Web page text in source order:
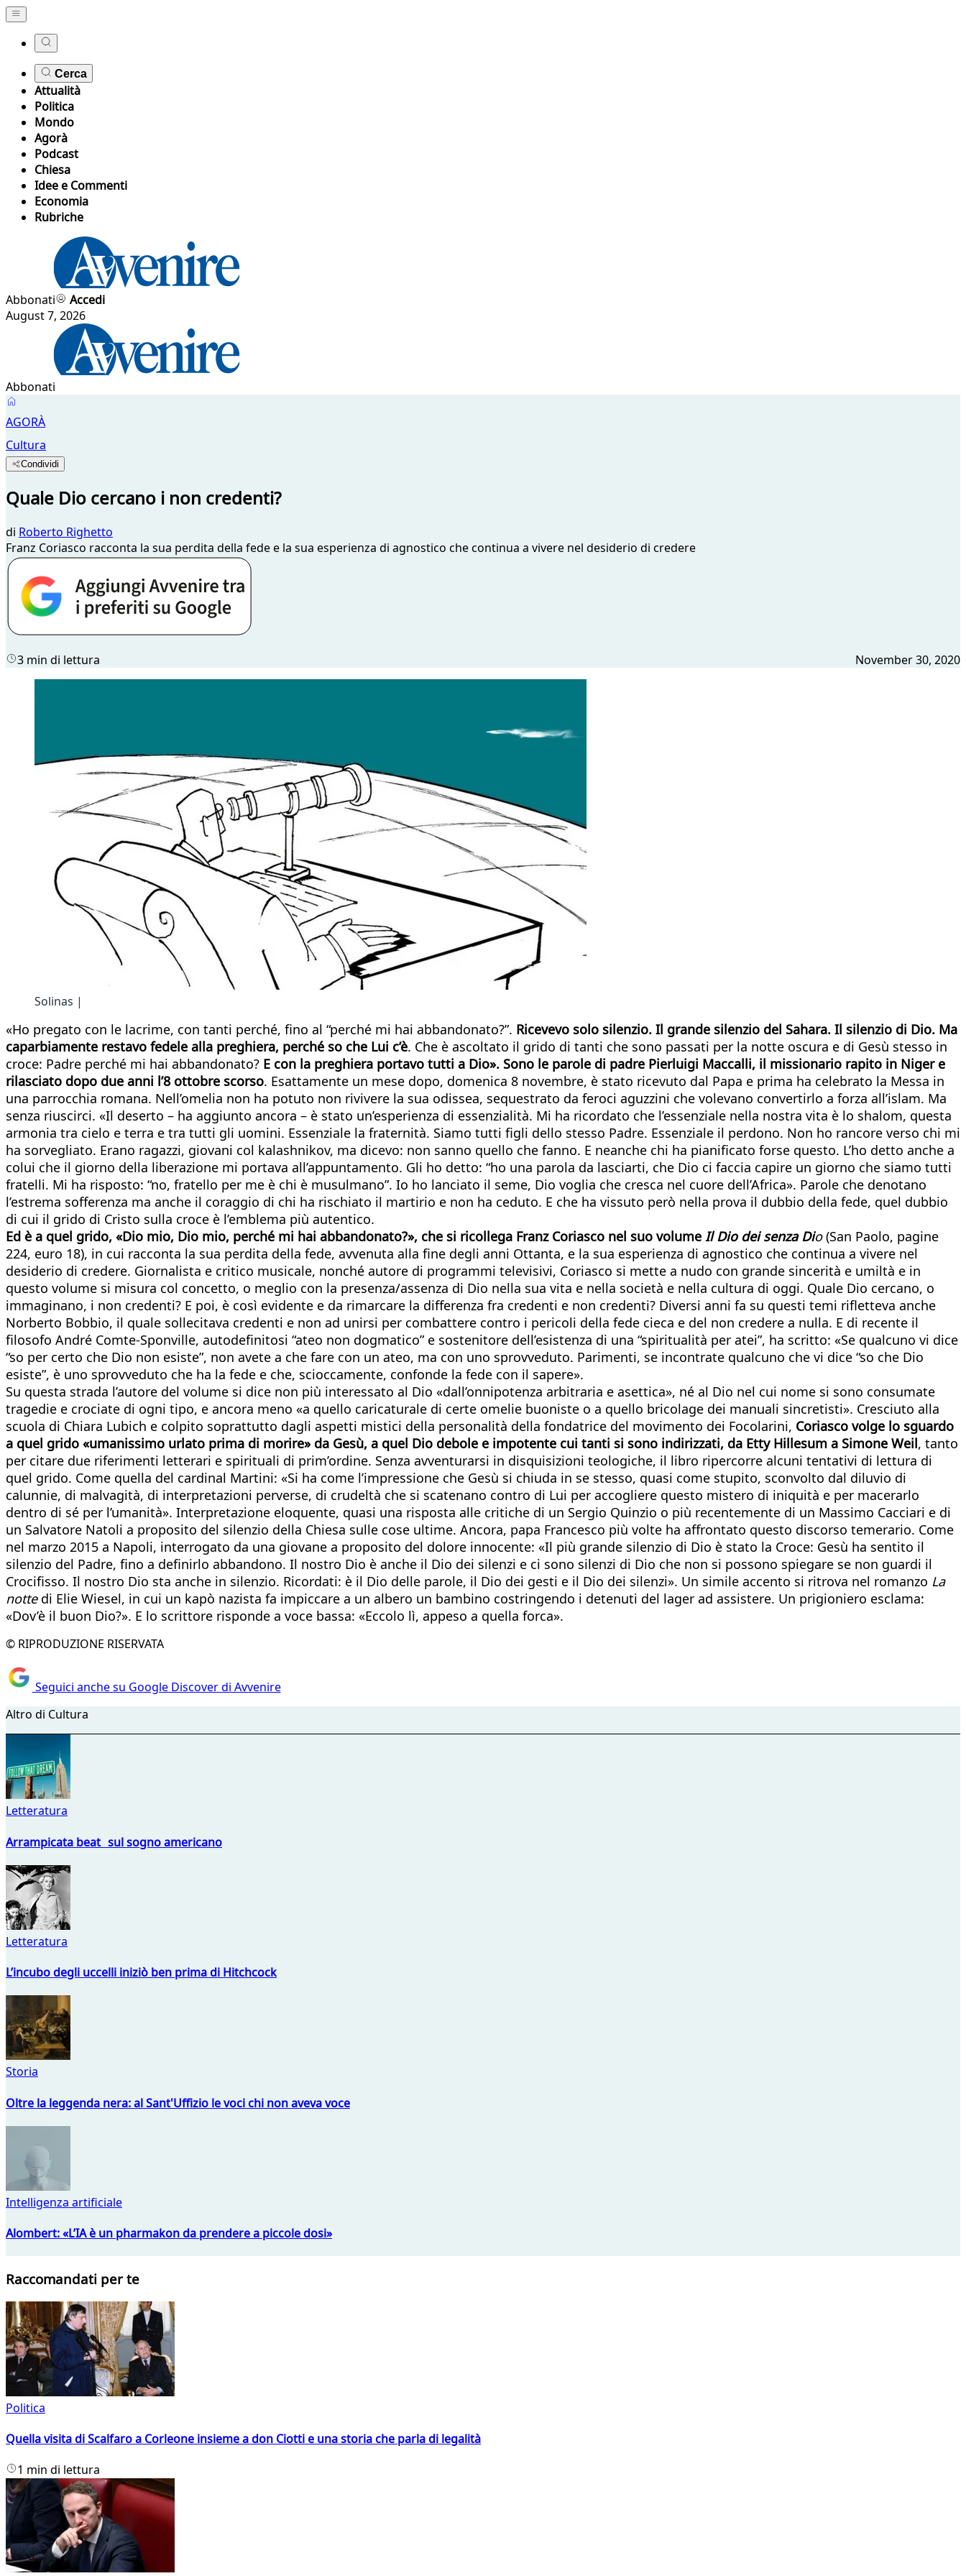
Cerca
Attualità
Politica
Mondo
Agorà
Podcast
Chiesa
Idee e Commenti
Economia
Rubriche
Abbonati
Accedi
August 7, 2026
Abbonati
AGORÀ
Cultura
Condividi
Quale Dio cercano i non credenti?
di Roberto Righetto
Franz Coriasco racconta la sua perdita della fede e la sua esperienza di agnostico che continua a vivere nel desiderio di credere
3 min di lettura November 30, 2020
Solinas |
«Ho pregato con le lacrime, con tanti perché, fino al “perché mi hai abbandonato?”. Ricevevo solo silenzio. Il grande silenzio del Sahara. Il silenzio di Dio. Ma
caparbiamente restavo fedele alla preghiera, perché so che Lui c’è. Che è ascoltato il grido di tanti che sono passati per la notte oscura e di Gesù stesso in
croce: Padre perché mi hai abbandonato? E con la preghiera portavo tutti a Dio». Sono le parole di padre Pierluigi Maccalli, il missionario rapito in Niger e
rilasciato dopo due anni l’8 ottobre scorso. Esattamente un mese dopo, domenica 8 novembre, è stato ricevuto dal Papa e prima ha celebrato la Messa in
una parrocchia romana. Nell’omelia non ha potuto non rivivere la sua odissea, sequestrato da feroci aguzzini che volevano convertirlo a forza all’islam. Ma
senza riuscirci. «Il deserto – ha aggiunto ancora – è stato un’esperienza di essenzialità. Mi ha ricordato che l’essenziale nella nostra vita è lo shalom, questa
armonia tra cielo e terra e tra tutti gli uomini. Essenziale la fraternità. Siamo tutti figli dello stesso Padre. Essenziale il perdono. Non ho rancore verso chi mi
ha sorvegliato. Erano ragazzi, giovani col kalashnikov, ma dicevo: non sanno quello che fanno. E neanche chi ha pianificato forse questo. L’ho detto anche a
colui che il giorno della liberazione mi portava all’appuntamento. Gli ho detto: “ho una parola da lasciarti, che Dio ci faccia capire un giorno che siamo tutti
fratelli. Mi ha risposto: “no, fratello per me è chi è musulmano”. Io ho lanciato il seme, Dio voglia che cresca nel cuore dell’Africa». Parole che denotano
l’estrema sofferenza ma anche il coraggio di chi ha rischiato il martirio e non ha ceduto. E che ha vissuto però nella prova il dubbio della fede, quel dubbio
di cui il grido di Cristo sulla croce è l’emblema più autentico.
Ed è a quel grido, «Dio mio, Dio mio, perché mi hai abbandonato?», che si ricollega Franz Coriasco nel suo volume Il Dio dei senza Dio(San Paolo, pagine
224, euro 18), in cui racconta la sua perdita della fede, avvenuta alla fine degli anni Ottanta, e la sua esperienza di agnostico che continua a vivere nel
desiderio di credere. Giornalista e critico musicale, nonché autore di programmi televisivi, Coriasco si mette a nudo con grande sincerità e umiltà e in
questo volume si misura col concetto, o meglio con la presenza/assenza di Dio nella sua vita e nella società e nella cultura di oggi. Quale Dio cercano, o
immaginano, i non credenti? E poi, è così evidente e da rimarcare la differenza fra credenti e non credenti? Diversi anni fa su questi temi rifletteva anche
Norberto Bobbio, il quale sollecitava credenti e non ad unirsi per combattere contro i pericoli della fede cieca e del non credere a nulla. E di recente il
filosofo André Comte-Sponville, autodefinitosi “ateo non dogmatico” e sostenitore dell’esistenza di una “spiritualità per atei”, ha scritto: «Se qualcuno vi dice
“so per certo che Dio non esiste”, non avete a che fare con un ateo, ma con uno sprovveduto. Parimenti, se incontrate qualcuno che vi dice “so che Dio
esiste”, è uno sprovveduto che ha la fede e che, scioccamente, confonde la fede con il sapere».
Su questa strada l’autore del volume si dice non più interessato al Dio «dall’onnipotenza arbitraria e asettica», né al Dio nel cui nome si sono consumate
tragedie e crociate di ogni tipo, e ancora meno «a quello caricaturale di certe omelie buoniste o a quello bricolage dei manuali sincretisti». Cresciuto alla
scuola di Chiara Lubich e colpito soprattutto dagli aspetti mistici della personalità della fondatrice del movimento dei Focolarini, Coriasco volge lo sguardo
a quel grido «umanissimo urlato prima di morire» da Gesù, a quel Dio debole e impotente cui tanti si sono indirizzati, da Etty Hillesum a Simone Weil, tanto
per citare due riferimenti letterari e spirituali di prim’ordine. Senza avventurarsi in disquisizioni teologiche, il libro ripercorre alcuni tentativi di lettura di
quel grido. Come quella del cardinal Martini: «Si ha come l’impressione che Gesù si chiuda in se stesso, quasi come stupito, sconvolto dal diluvio di
calunnie, di malvagità, di interpretazioni perverse, di crudeltà che si scatenano contro di Lui per accogliere questo mistero di iniquità e per macerarlo
dentro di sé per l’umanità». Interpretazione eloquente, quasi una risposta alle critiche di un Sergio Quinzio o più recentemente di un Massimo Cacciari e di
un Salvatore Natoli a proposito del silenzio della Chiesa sulle cose ultime. Ancora, papa Francesco più volte ha affrontato questo discorso temerario. Come
nel marzo 2015 a Napoli, interrogato da una giovane a proposito del dolore innocente: «Il più grande silenzio di Dio è stato la Croce: Gesù ha sentito il
silenzio del Padre, fino a definirlo abbandono. Il nostro Dio è anche il Dio dei silenzi e ci sono silenzi di Dio che non si possono spiegare se non guardi il
Crocifisso. Il nostro Dio sta anche in silenzio. Ricordati: è il Dio delle parole, il Dio dei gesti e il Dio dei silenzi». Un simile accento si ritrova nel romanzo La
nottedi Elie Wiesel, in cui un kapò nazista fa impiccare a un albero un bambino costringendo i detenuti del lager ad assistere. Un prigioniero esclama:
«Dov’è il buon Dio?». E lo scrittore risponde a voce bassa: «Eccolo lì, appeso a quella forca».
© RIPRODUZIONE RISERVATA
Seguici anche su Google Discover di Avvenire
Altro di Cultura
Letteratura
Arrampicata beat sul sogno americano
Letteratura
L’incubo degli uccelli iniziò ben prima di Hitchcock
Storia
Oltre la leggenda nera: al Sant'Uffizio le voci chi non aveva voce
Intelligenza artificiale
Alombert: «L’IA è un pharmakon da prendere a piccole dosi»
Raccomandati per te
Politica
Quella visita di Scalfaro a Corleone insieme a don Ciotti e una storia che parla di legalità
1 min di lettura